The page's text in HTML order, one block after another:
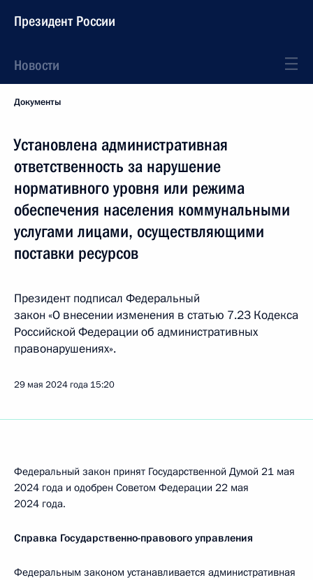
Президент России
Новости
Документы
Установлена административная
ответственность за нарушение
нормативного уровня или режима
обеспечения населения коммунальными
услугами лицами, осуществляющими
поставки ресурсов
Президент подписал Федеральный
закон «О внесении изменения в статью 7.23 Кодекса
Российской Федерации об административных
правонарушениях».
29 мая 2024 года 15:20
Федеральный закон принят Государственной Думой 21 мая
2024 года и одобрен Советом Федерации 22 мая
2024 года.
Справка Государственно-правового управления
Федеральным законом устанавливается административная